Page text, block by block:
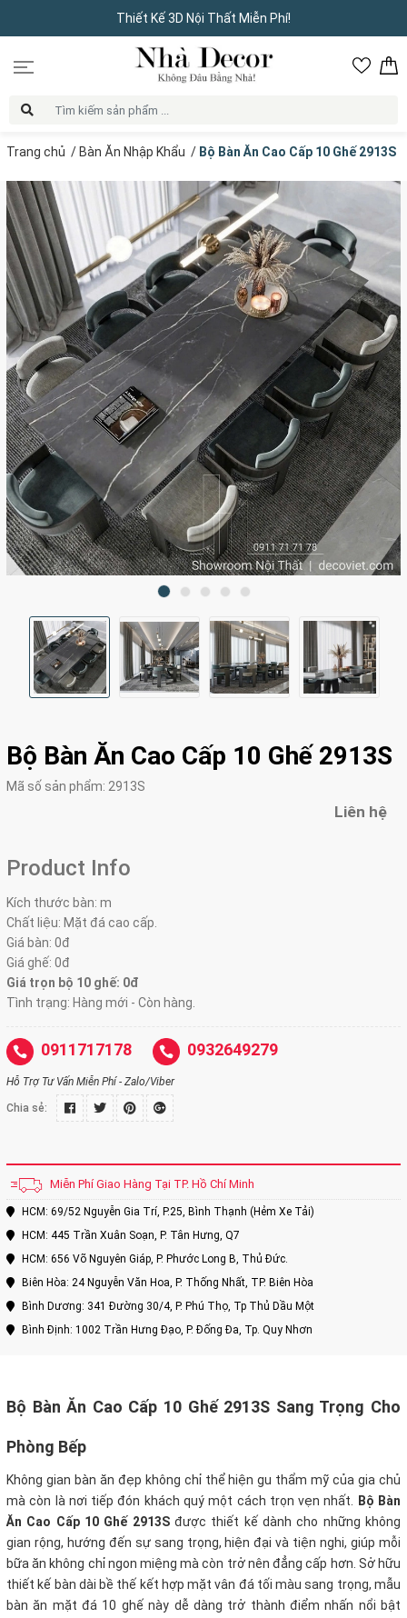
Thiết Kế 3D Nội Thất Miễn Phí!
Trang chủ / Bàn Ăn Nhập Khẩu / Bộ Bàn Ăn Cao Cấp 10 Ghế 2913S
Bộ Bàn Ăn Cao Cấp 10 Ghế 2913S
Mã số sản phẩm: 2913S
Liên hệ
Product Info
Kích thước bàn: m
Chất liệu: Mặt đá cao cấp.
Giá bàn: 0đ
Giá ghế: 0đ
Giá trọn bộ 10 ghế: 0đ
Tình trạng: Hàng mới - Còn hàng.
0911717178 0932649279
Hỗ Trợ Tư Vấn Miễn Phí - Zalo/Viber
Chia sẻ:
Miễn Phí Giao Hàng Tại TP. Hồ Chí Minh
HCM: 69/52 Nguyễn Gia Trí, P.25, Bình Thạnh (Hẻm Xe Tải)
HCM: 445 Trần Xuân Soạn, P. Tân Hưng, Q7
HCM: 656 Võ Nguyên Giáp, P. Phước Long B, Thủ Đức.
Biên Hòa: 24 Nguyễn Văn Hoa, P. Thống Nhất, TP. Biên Hòa
Bình Dương: 341 Đường 30/4, P. Phú Thọ, Tp Thủ Dầu Một
Bình Định: 1002 Trần Hưng Đạo, P. Đống Đa, Tp. Quy Nhơn
Bộ Bàn Ăn Cao Cấp 10 Ghế 2913S Sang Trọng Cho
Phòng Bếp
Không gian bàn ăn đẹp không chỉ thể hiện gu thẩm mỹ của gia chủ
mà còn là nơi tiếp đón khách quý một cách trọn vẹn nhất. Bộ Bàn
Ăn Cao Cấp 10 Ghế 2913Sđược thiết kế dành cho những không
gian rộng, hướng đến sự sang trọng, hiện đại và tiện nghi, giúp mỗi
bữa ăn không chỉ ngon miệng mà còn trở nên đẳng cấp hơn. Sở hữu
thiết kế bàn dài bề thế kết hợp mặt vân đá tối màu sang trọng, mẫu
bàn ăn mặt đá 10 ghế này dễ dàng trở thành điểm nhấn nổi bật